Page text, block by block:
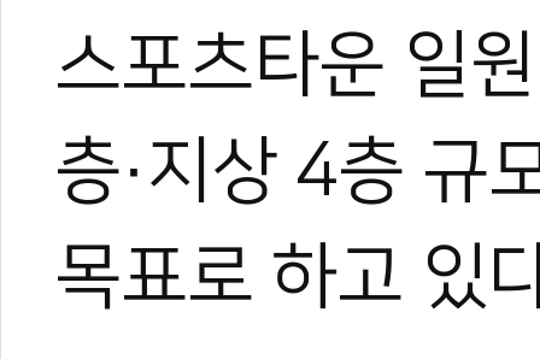
스포츠타운 일
층·지상 4층 규
목표로 하고 있
태권도진흥재단
경희대, 춘천코
7월 '태권도'로
원조 '코리아 오